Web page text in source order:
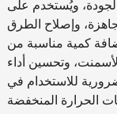
ويُستخدم على
وإصلاح الطرق
كمية مناسبة من
وتحسين أداء
للاستخدام في